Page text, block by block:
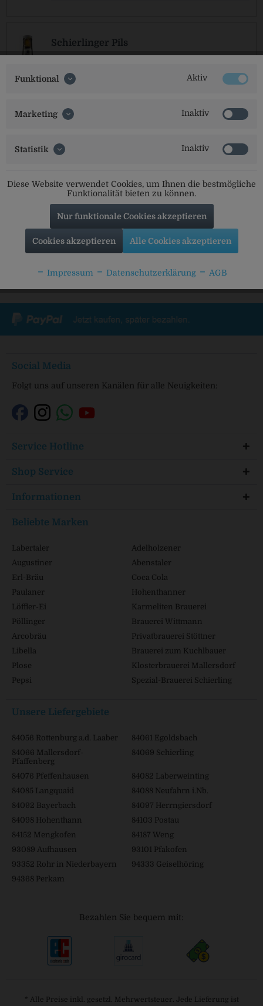
Schierlinger Pils
enthält 5,00 % Vol. Alkohol
(2,88 € / 1 L)
MEHRWEG zzgl. Pfand: 3,10 € *
Social Media
Folgt uns auf unseren Kanälen für alle Neuigkeiten:
Service Hotline
Shop Service
Informationen
Beliebte Marken
Labertaler
Adelholzener
Augustiner
Abenstaler
Erl-Bräu
Coca Cola
Paulaner
Hohenthanner
Löffler-Ei
Karmeliten Brauerei
Pöllinger
Brauerei Wittmann
Arcobräu
Privatbrauerei Stöttner
Libella
Brauerei zum Kuchlbauer
Plose
Klosterbrauerei Mallersdorf
Pepsi
Spezial-Brauerei Schierling
Unsere Liefergebiete
84056 Rottenburg a.d. Laaber
84061 Egoldsbach
84066 Mallersdorf-
Pfaffenberg
84069 Schierling
84076 Pfeffenhausen
84082 Laberweinting
84085 Langquaid
84088 Neufahrn i.Nb.
84092 Bayerbach
84097 Herrngiersdorf
84098 Hohenthann
84103 Postau
84152 Mengkofen
84187 Weng
93089 Aufhausen
93101 Pfakofen
93352 Rohr in Niederbayern
94333 Geiselhöring
94368 Perkam
Bezahlen Sie bequem mit:
* Alle Preise inkl. gesetzl. Mehrwertsteuer. Jede Lieferung ist
Funktional Aktiv
Marketing Inaktiv
Statistik Inaktiv
Diese Website verwendet Cookies, um Ihnen die bestmögliche
Funktionalität bieten zu können.
Nur funktionale Cookies akzeptieren
Cookies akzeptieren Alle Cookies akzeptieren
Impressum Datenschutzerklärung AGB